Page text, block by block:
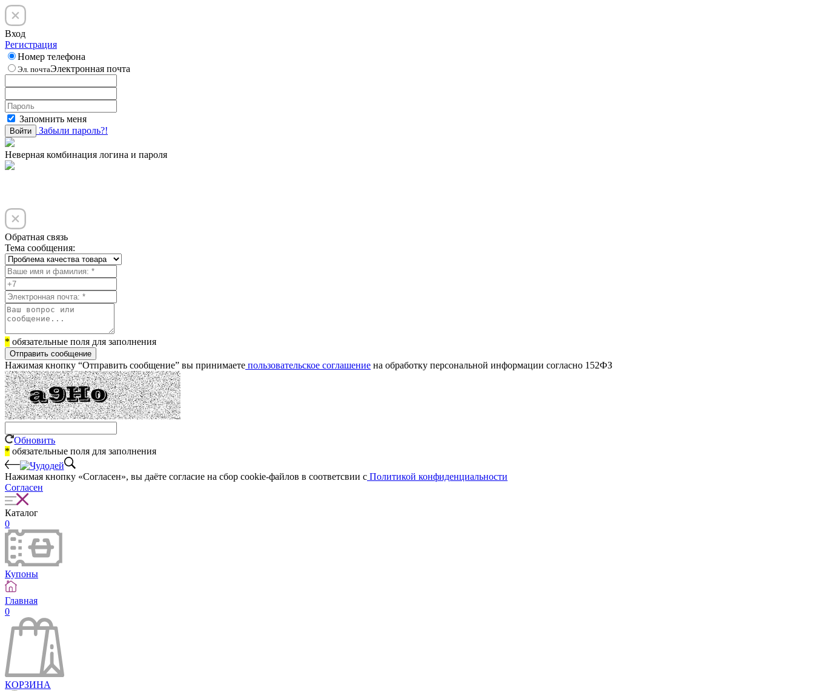
Вход
Регистрация
Номер телефона
Эл. почтаЭлектронная почта
Запомнить меня
Войти Забыли пароль?!
Неверная комбинация логина и пароля
Обратная связь
Тема сообщения:
* обязательные поля для заполнения
Отправить сообщение
Нажимая кнопку “Отправить сообщение” вы принимаете пользовательское соглашение на обработку персональной информации согласно 152ФЗ
Обновить
* обязательные поля для заполнения
Нажимая кнопку «Согласен», вы даёте cогласие на сбор cookie-файлов в соответсвии с Политикой конфиденциальности
Согласен
Каталог
0
Купоны
Главная
0
КОРЗИНА